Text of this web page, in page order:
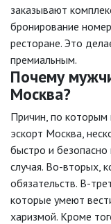
заказывают
бронирование
ресторане. Это
премиальным.
Почему
Москва?
Причин, по которым
эскорт Москва,
быстро и безопасно
случая. Во-вторых,
обязательств. В-
которые умеют
харизмой. Кроме